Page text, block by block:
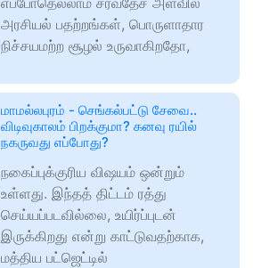
அரசியல் பதற்றங்கள், பொருளாதார
நிச்சயமற்ற சூழல் உருவாகிறதோ,
மாமல்லபுரம் - செங்கல்பட்டு சேவை..
விடிவுகாலம் பிறக்குமா? கனவு ரயில்
நகருவது எப்போது?
நகைப்புக்குரிய விஷயம் ஒன்றும்
உள்ளது. இந்தத் திட்டம் ரத்து
செய்யப்படவில்லை, உயிர்ப்புடன்
இருக்கிறது என்று காட்டுவதற்காக,
மத்திய பட்ஜெட்டில்